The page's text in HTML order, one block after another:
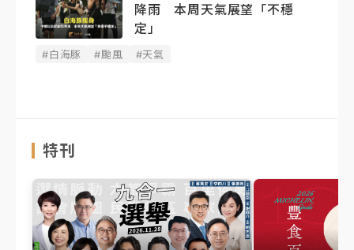
降雨 本周天氣展望「不穩
定」
#白海豚 #颱風 #天氣
特刊